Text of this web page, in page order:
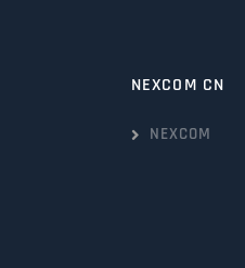
NEXCOM CN
NEXCOM